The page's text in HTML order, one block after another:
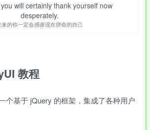
will certainly thank yourself now
desperately.
来的你一定会感谢现在拼命的自己
教程
个基于 jQuery 的框架，集成了各种用户